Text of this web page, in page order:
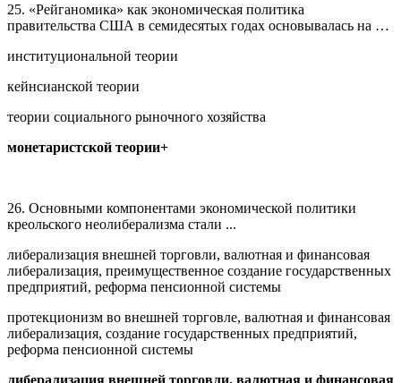
25. «Рейганомика» как экономическая политика
правительства США в семидесятых годах основывалась на …
институциональной теории
кейнсианской теории
теории социального рыночного хозяйства
монетаристской теории+
26. Основными компонентами экономической политики
креольского неолиберализма стали ...
либерализация внешней торговли, валютная и финансовая
либерализация, преимущественное создание государственных
предприятий, реформа пенсионной системы
протекционизм во внешней торговле, валютная и финансовая
либерализация, создание государственных предприятий,
реформа пенсионной системы
либерализация внешней торговли, валютная и финансовая